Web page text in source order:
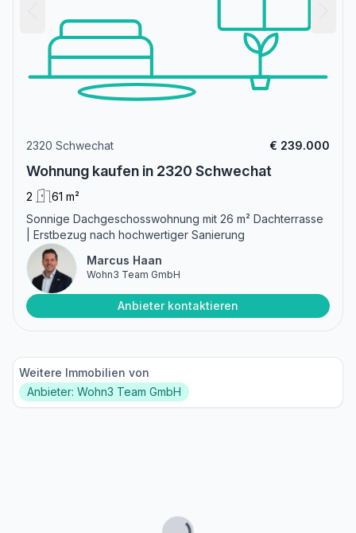
2320 Schwechat € 239.000
Wohnung kaufen in 2320 Schwechat
2
61 m²
Sonnige Dachgeschosswohnung mit 26 m² Dachterrasse
| Erstbezug nach hochwertiger Sanierung
Marcus Haan
Wohn3 Team GmbH
Anbieter kontaktieren
Weitere Immobilien von
Anbieter: Wohn3 Team GmbH